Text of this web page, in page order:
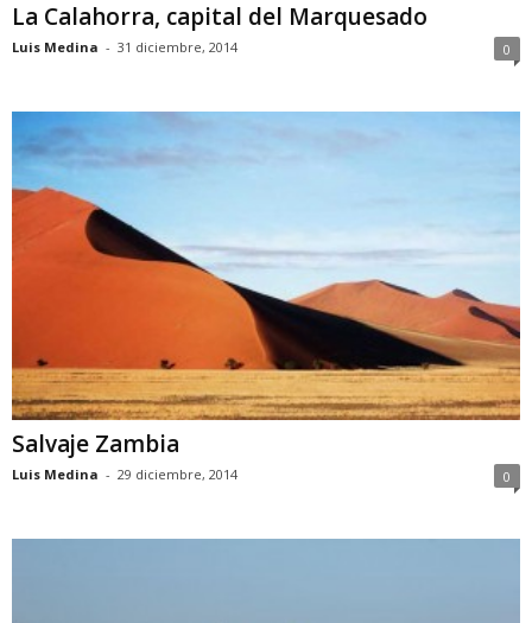
La Calahorra, capital del Marquesado
Luis Medina - 31 diciembre, 2014 0
Salvaje Zambia
Luis Medina - 29 diciembre, 2014 0